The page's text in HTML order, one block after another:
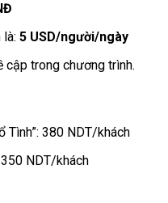
5 USD/người/ngày
cập trong chương trình.
Tình”: 380 NDT/khách
NDT/khách